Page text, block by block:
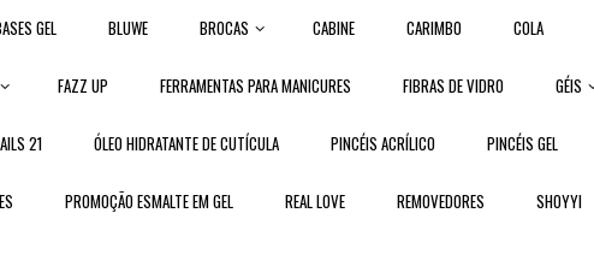
GEL BLUWE BROCAS CABINE CARIMBO COLA
FAZZ UP FERRAMENTAS PARA MANICURES FIBRAS DE VIDRO GÉIS
21 ÓLEO HIDRATANTE DE CUTÍCULA PINCÉIS ACRÍLICO PINCÉIS GEL
PROMOÇÃO ESMALTE EM GEL REAL LOVE REMOVEDORES SHOYYI